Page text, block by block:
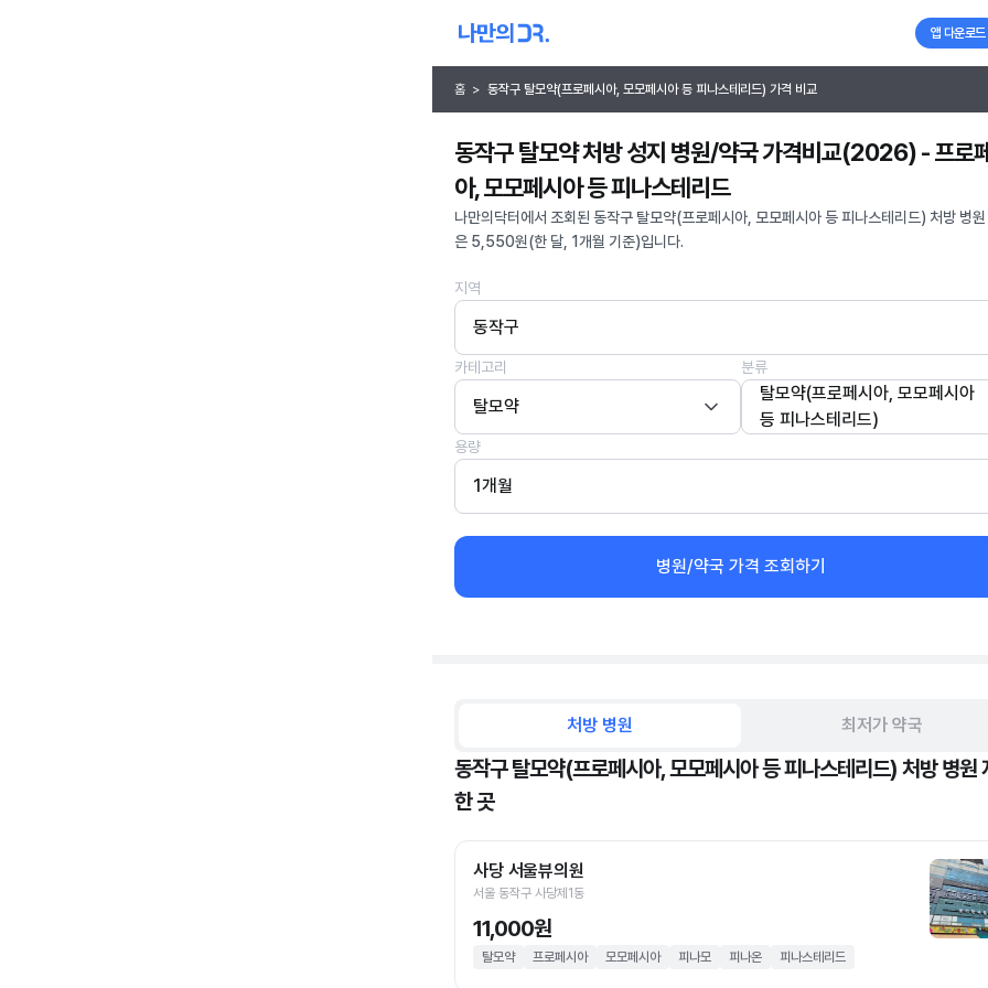
앱 다운로드
홈 > 동작구 탈모약(프로페시아, 모모페시아 등 피나스테리드) 가격 비교
동작구 탈모약 처방 성지 병원/약국 가격비교(2026) - 프로
아, 모모페시아 등 피나스테리드
나만의닥터에서 조회된 동작구 탈모약(프로페시아, 모모페시아 등 피나스테리드) 처방 병
은 5,550원(한 달, 1개월 기준)입니다.
지역
동작구
카테고리
탈모약
분류
탈모약(프로페시아, 모모페시아
등 피나스테리드)
용량
1개월
병원/약국 가격 조회하기
처방 병원 최저가 약국
동작구 탈모약(프로페시아, 모모페시아 등 피나스테리드) 처방 병원
한 곳
사당 서울뷰의원
서울 동작구 사당제1동
11,000원
탈모약 프로페시아 모모페시아 피나모 피나온 피나스테리드